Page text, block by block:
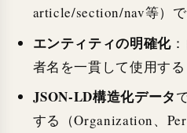
article/section/nav等）
エンティティの明確化
者名を一貫して使用する
JSON-LD構造化データ
する（Organization、